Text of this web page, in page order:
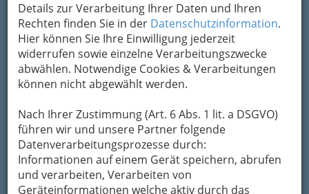
Details zur Verarbeitung Ihrer Daten und Ihren
Rechten finden Sie in der Datenschutzinformation.
Hier können Sie Ihre Einwilligung jederzeit
widerrufen sowie einzelne Verarbeitungszwecke
abwählen. Notwendige Cookies & Verarbeitungen
können nicht abgewählt werden.
Nach Ihrer Zustimmung (Art. 6 Abs. 1 lit. a DSGVO)
führen wir und unsere Partner folgende
Datenverarbeitungsprozesse durch:
Informationen auf einem Gerät speichern, abrufen
und verarbeiten, Verarbeiten von
Geräteinformationen welche aktiv durch das
+43 316 821 541
+43 664 242 84 46
Unser Familienunternehmen bietet sämtliche
Serviceagenda rund um Ihre Immobilie: von
Beratung über Liegenschafts-Bewertung,
Objektvermittlung bis zur
Kaufvertragsabwicklunginkl.
Weiterbetreuung Ihrer Immobilie durch
unsere transparente Immobilienverwaltung,
ONLINEVERWALTUNG in Graz - "Service